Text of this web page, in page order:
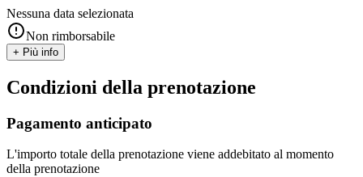
Nessuna data selezionata
Non rimborsabile
+ Più info
Condizioni della prenotazione
Pagamento anticipato
L'importo totale della prenotazione viene addebitato al momento
della prenotazione